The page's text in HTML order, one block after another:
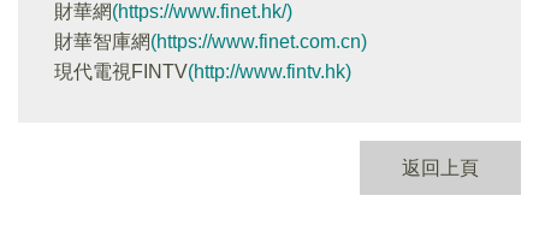
財華網(https://www.finet.hk/)
財華智庫網(https://www.finet.com.cn)
現代電視FINTV(http://www.fintv.hk)
返回上頁